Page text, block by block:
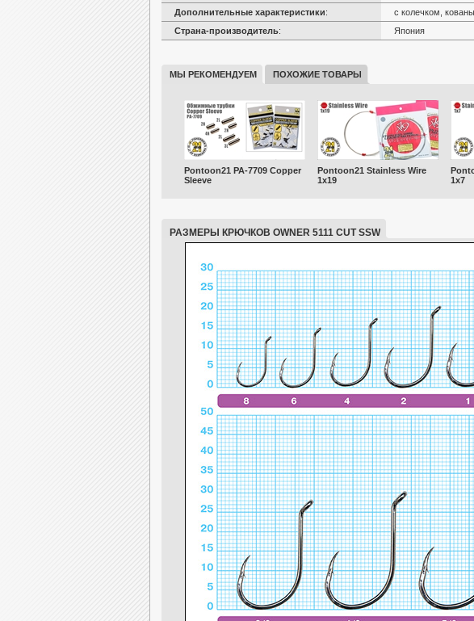
Дополнительные характеристики:
с колечком,
Страна-производитель: Япония
МЫ РЕКОМЕНДУЕМ ПОХОЖИЕ ТОВАРЫ
Pontoon21 PA-7709 Copper
Sleeve
Pontoon21 Stainless Wire
1x19
1x7
РАЗМЕРЫ КРЮЧКОВ OWNER 5111 CUT SSW